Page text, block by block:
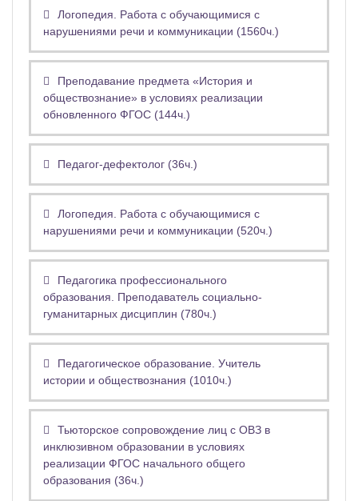
Логопедия. Работа с обучающимися с
нарушениями речи и коммуникации (1560ч.)
Преподавание предмета «История и
обществознание» в условиях реализации
обновленного ФГОС (144ч.)
Педагог-дефектолог (36ч.)
Логопедия. Работа с обучающимися с
нарушениями речи и коммуникации (520ч.)
Педагогика профессионального
образования. Преподаватель социально-
гуманитарных дисциплин (780ч.)
Педагогическое образование. Учитель
истории и обществознания (1010ч.)
Тьюторское сопровождение лиц с ОВЗ в
инклюзивном образовании в условиях
реализации ФГОС начального общего
образования (36ч.)